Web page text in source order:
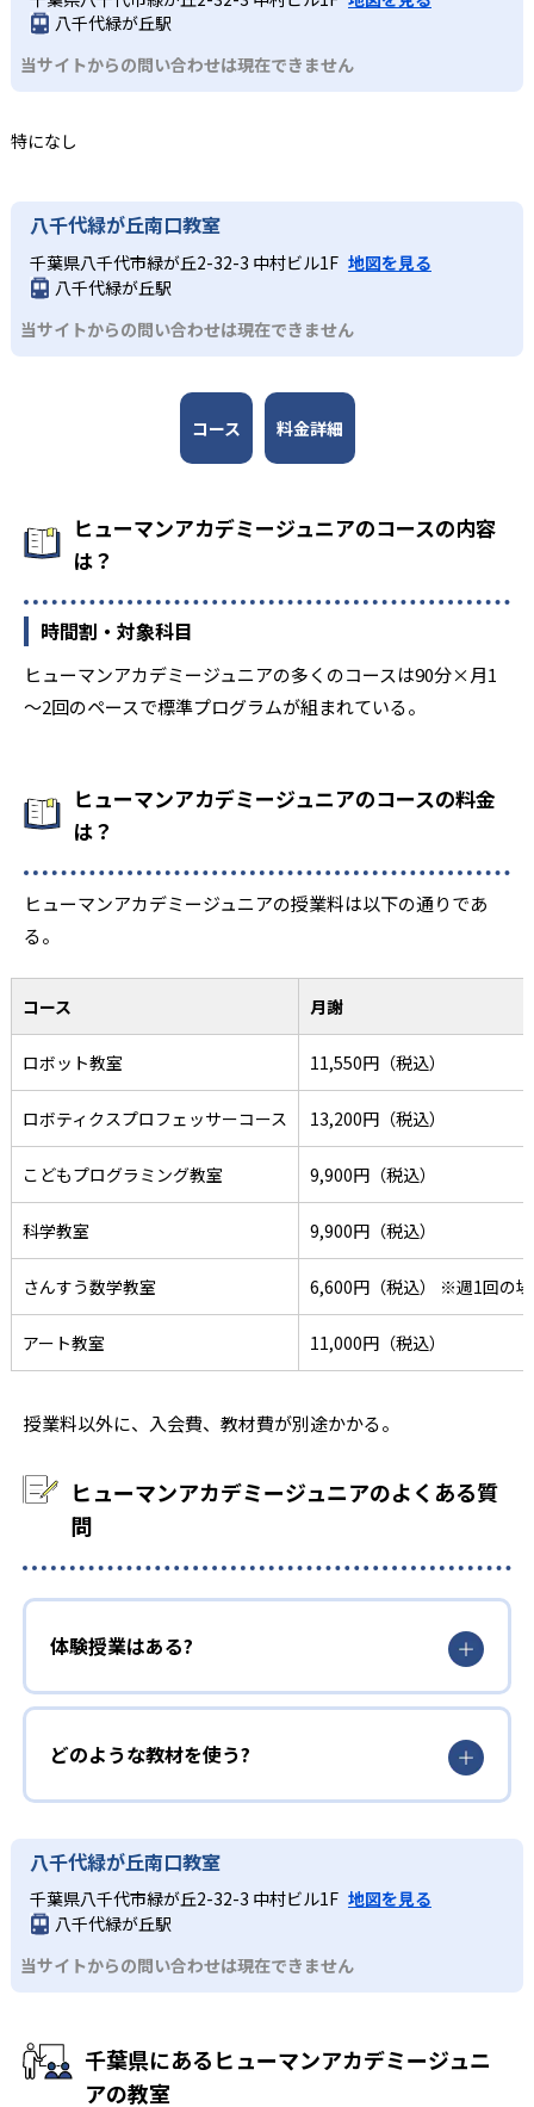
研究センター教授の西成活裕 氏と、各分野の第一線で活躍
する人物が監修者・アドバイザーとして名を連ねる。
3 全国規模の安心感
日本全国47都道府県に2,000以上の教室を展開し、27,000
れ、仲間と切磋琢磨できる環境を提供している。
プのこどもプログラミング教室、実験から学ぶ科学教室な
工夫が凝らされている。
もは実験や制作活動などを楽しみながら、学びを深めてい
り、探究力と表現力を磨くことができる。
きる環境が整い、継続的な学習意欲を維持しやすい点も大
きなメリットである。
どんなデメリットがある?
が中心であり、短期間でのスキル定着には家庭での復習や
用、毎月の授業料や材料費などが発生することもあるた
め、費用負担の点も留意が必要である。
八千代緑が丘駅
当サイトからの問い合わせは現在できません
特になし
八千代緑が丘南口教室
千葉県八千代市緑が丘2-32-3 中村ビル1F 地図を見る
八千代緑が丘駅
当サイトからの問い合わせは現在できません
コース 料金詳細
ヒューマンアカデミージュニアのコースの内容
は？
時間割・対象科目
ヒューマンアカデミージュニアの多くのコースは90分×月1
～2回のペースで標準プログラムが組まれている。
ヒューマンアカデミージュニアのコースの料金
は？
ヒューマンアカデミージュニアの授業料は以下の通りであ
る。
コース 月謝
ロボット教室 11,550円（税込）
ロボティクスプロフェッサーコース 13,200円（税込）
こどもプログラミング教室 9,900円（税込）
科学教室 9,900円（税込）
さんすう数学教室 6,600円（税込） ※週1回の
アート教室 11,000円（税込）
授業料以外に、入会費、教材費が別途かかる。
ヒューマンアカデミージュニアのよくある質
問
体験授業はある?
どのような教材を使う?
八千代緑が丘南口教室
千葉県八千代市緑が丘2-32-3 中村ビル1F 地図を見る
八千代緑が丘駅
当サイトからの問い合わせは現在できません
千葉県にあるヒューマンアカデミージュニ
アの教室